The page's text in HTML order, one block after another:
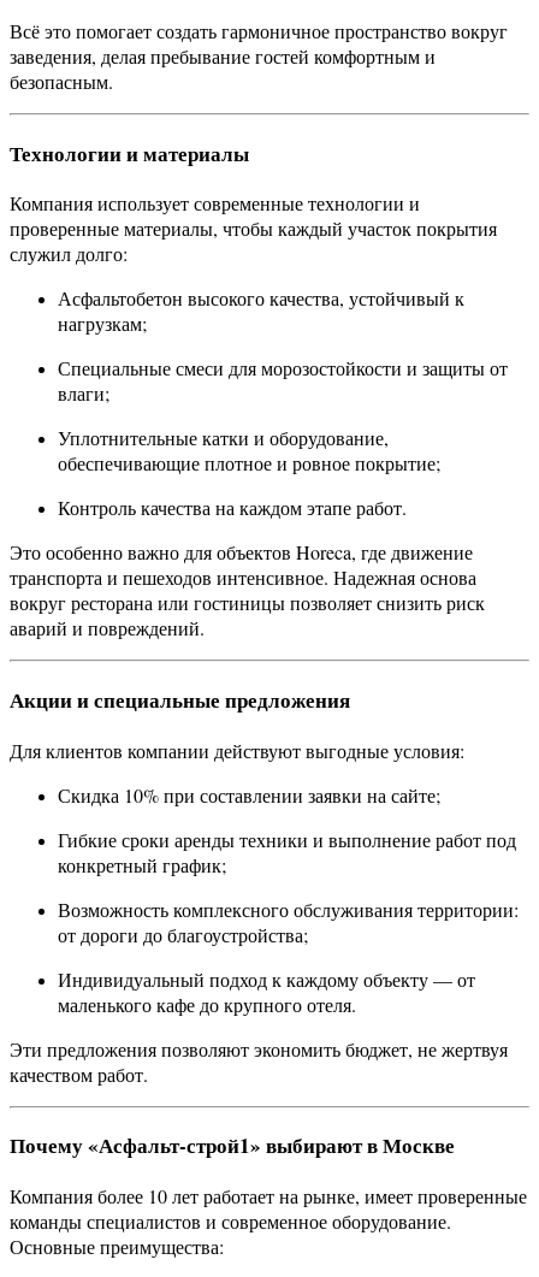
Всё это помогает создать гармоничное пространство вокруг
заведения, делая пребывание гостей комфортным и
безопасным.
Технологии и материалы
Компания использует современные технологии и
проверенные материалы, чтобы каждый участок покрытия
служил долго:
Асфальтобетон высокого качества, устойчивый к
нагрузкам;
Специальные смеси для морозостойкости и защиты от
влаги;
Уплотнительные катки и оборудование,
обеспечивающие плотное и ровное покрытие;
Контроль качества на каждом этапе работ.
Это особенно важно для объектов Horeca, где движение
транспорта и пешеходов интенсивное. Надежная основа
вокруг ресторана или гостиницы позволяет снизить риск
аварий и повреждений.
Акции и специальные предложения
Для клиентов компании действуют выгодные условия:
Скидка 10% при составлении заявки на сайте;
Гибкие сроки аренды техники и выполнение работ под
конкретный график;
Возможность комплексного обслуживания территории:
от дороги до благоустройства;
Индивидуальный подход к каждому объекту — от
маленького кафе до крупного отеля.
Эти предложения позволяют экономить бюджет, не жертвуя
качеством работ.
Почему «Асфальт-строй1» выбирают в Москве
Компания более 10 лет работает на рынке, имеет проверенные
команды специалистов и современное оборудование.
Основные преимущества: